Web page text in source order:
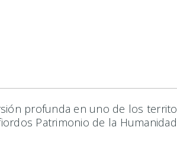
profunda en uno de los
Patrimonio de la